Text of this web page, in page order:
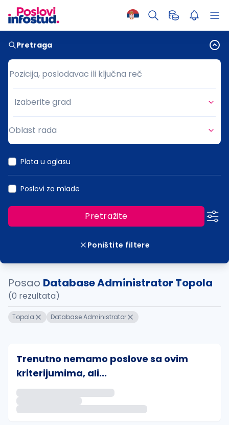
Pretraga
Pozicija, poslodavac ili ključna reč
Pozicija, poslodavac ili ključna reč
Grad
Izaberite grad
Oblast rada
Plata u oglasu
Poslovi za mlade
Pretražite
Poništite filtere
Posao Database Administrator Topola
(0 rezultata)
Topola Database Administrator
Trenutno nemamo poslove sa ovim
kriterijumima, ali...